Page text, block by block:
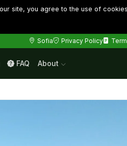
site, you agree to the use of
Sofia Privacy Policy
FAQ About